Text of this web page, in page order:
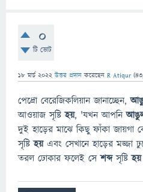
0
টি ভোট
18 মার্চ 2022 উত্তর প্রদান করেছেন R Atiqur (
পেদ্রো বেরেজিকলিয়ান জানাচ্ছেন,
আওয়াজ সৃষ্টিহয়, 'যখন আপনি
দুই হাড়ের মাঝে কিছু ফাঁকা জায়গা
সৃষ্টিহয়এবং সেখানে হাড়ের মজ্জা
তরল ঢোকার ফলেই সেশব্দসৃষ্টিহয়